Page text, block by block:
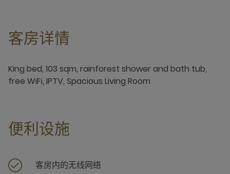
客房详情
King bed, 103 sqm, rainforest shower and bath tub,
free WiFi, IPTV, Spacious Living Room
便利设施
客房内的无线网络